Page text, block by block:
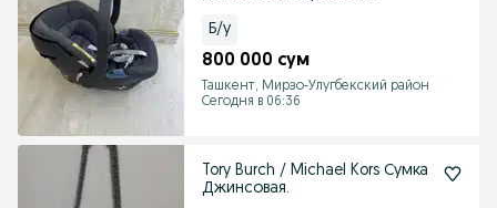
Б/у
800 000 сум
Ташкент, Мирзо-Улугбекский район
Сегодня в 06:36
Tory Burch / Michael Kors Сумка
Джинсовая.